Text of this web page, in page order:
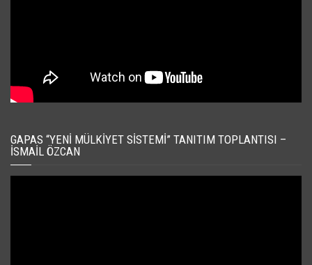
GAPAS “YENI MÜLKIYET SISTEMI” TANITIM TOPLANTISI –
İSMAIL ÖZCAN